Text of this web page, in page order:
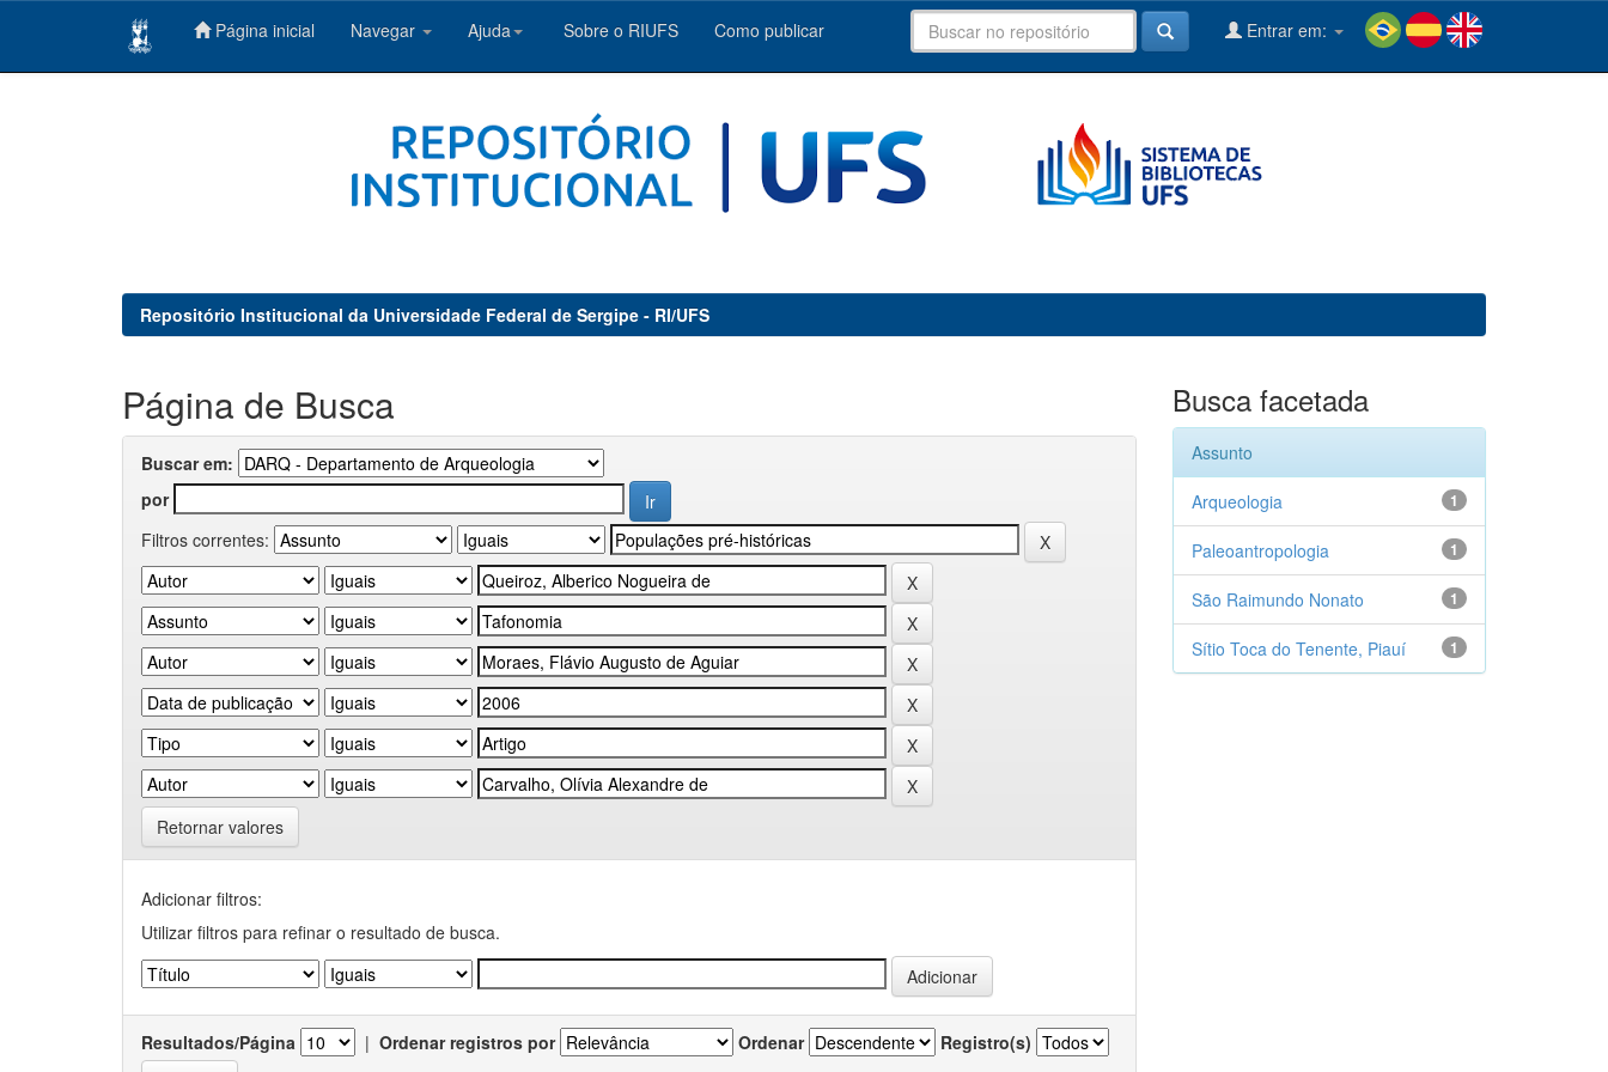
Página inicial Navegar Ajuda Sobre o RIUFS Como publicar Entrar em:
Repositório Institucional da Universidade Federal de Sergipe - RI/UFS
Página de Busca
Buscar em:
por
Filtros correntes:
Retornar valores
Adicionar filtros:
Utilizar filtros para refinar o resultado de busca.
Resultados/Página | Ordenar registros por Ordenar Registro(s)
Busca facetada
Assunto
1
Arqueologia
1
Paleoantropologia
1
São Raimundo Nonato
1
Sítio Toca do Tenente, Piauí